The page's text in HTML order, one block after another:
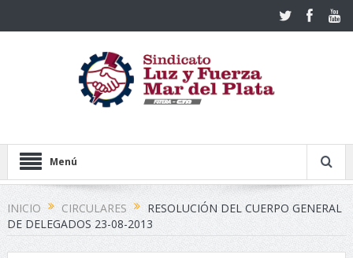
Menú
INICIO CIRCULARES
RESOLUCIÓN DEL CUERPO GENERAL
DE DELEGADOS 23-08-2013